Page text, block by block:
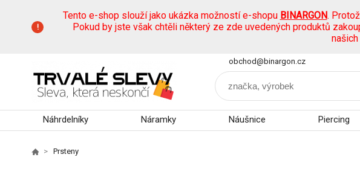
Tento e-shop slouží jako ukázka možností e-shopu BINARGON.
Pokud by jste však chtěli některý ze zde uvedených produktů
našich
obchod@binargon.cz
Náhrdelníky Náramky Náušnice Piercing
Prsteny